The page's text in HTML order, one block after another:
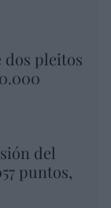
dos pleitos
del
puntos,